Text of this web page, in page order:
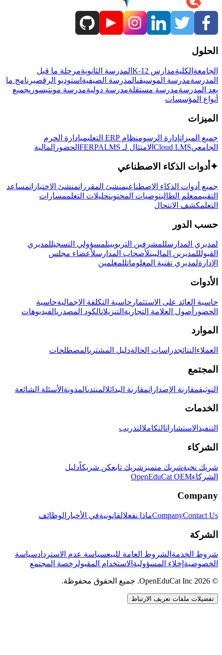
الحلول
الجامعة الكليةمدارس K-12 المدرسة الثانويةمرحلة ما قبل
المدرسةمدرسة الموسيقىالمدرسة الصيفية استوديو الرقصبرنامج ما
بعد المدرسةمدرسة مستقلةمدرسة دوليةمدرسة مونتيسوريجميع
أنواع المؤسسات
الميزات
جميع الميزاتإدارة الرسومنظام ERP التعليمي
إدارة الحرم
الجامعيCloud LMS الامتثال لـ FERPA LMS الحضور المالية
✦ أدوات الذكاء الاصطناعي
جميع أدوات الذكاء الاصطناعيمنشئ المقرراتمنشئ الاختباراتمساعد
التقييممعلم الطالبتوصيات المحتوىتحليلات التعلممسارات
التعلمكشف الانتحال
حسب الدور
لمديري المدارسللمشرفين التربويينلمسؤولي التسجيللمديري
القبولللمديرين الماليينلأصحاب المدارسلأعضاء مجلس
الإدارةلمديري تقنية المعلوماتللمعلمين
الأدوات
حاسبة العائد على الاستثمار حاسبة التكلفة الإجماليةحاسبة
الحضور أصول العلامة التجارية التنزيلاتالكود المصدريالفيديوهات
الموارد
العملاء النتائجدراسات الحالةدليل المشتريالمصطلحات
المجتمع
التوثيقمقارنة الإصداراتمقارنة البدائلالمنتدىالمدونة الأسئلة الشائعة
الخدمات
التنفيذ الاستشاراتالتكاملالتدريب
الشركاء
شريك نخبةشريك متميز شريك تابعكن شريكاًدليل
الشركاءOpenEduCat OEM
Company
CompanyContact Us ماذا نفعلالقانونيةفي الأخبار الوظائف
الشركة
شروط الخدمة الشروط العامة للبيعسياسة عدم الاستردادسياسة
الخصوصية إخلاء المسؤولية الاستخدام المقبولرخصة المجتمع
© 2026 OpenEduCat Inc. جميع الحقوق محفوظة.
تفضيلات ملفات تعريف الارتباط